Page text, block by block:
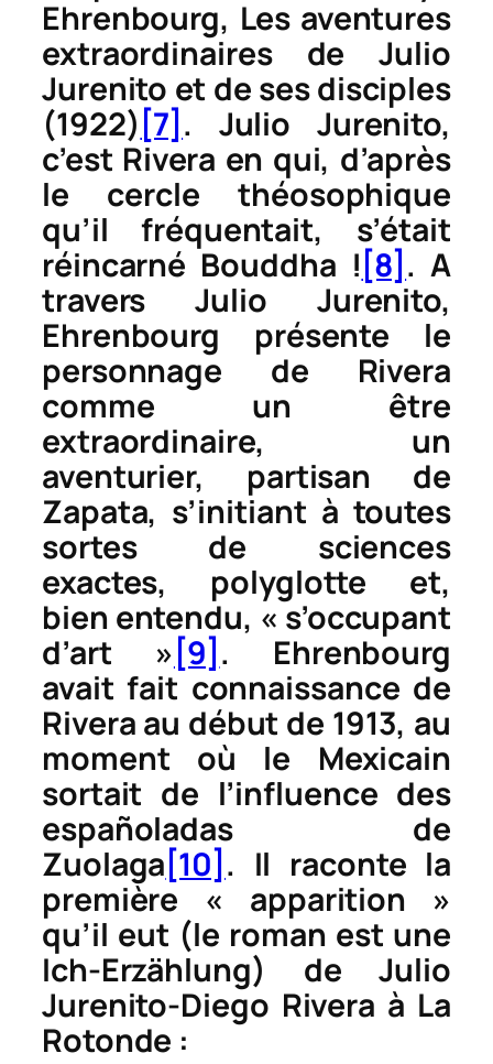
Ehrenbourg, Les aventures
extraordinaires de Julio
Jurenito et de ses disciples
(1922) [7] . Julio Jurenito,
c’est Rivera en qui, d’après
le cercle théosophique
qu’il fréquentait, s’était
réincarné Bouddha ! [8] . A
travers Julio Jurenito,
Ehrenbourg présente le
personnage de Rivera
comme un être
extraordinaire, un
aventurier, partisan de
Zapata, s’initiant à toutes
sortes de sciences
exactes, polyglotte et,
bien entendu, « s’occupant
d’art » [9] . Ehrenbourg
avait fait connaissance de
Rivera au début de 1913, au
moment où le Mexicain
sortait de l’influence des
españoladasde
Zuolaga [10] . Il raconte la
première « apparition »
qu’il eut (le roman est une
Ich-Erzählung) de Julio
Jurenito-Diego Rivera à La
Rotonde :